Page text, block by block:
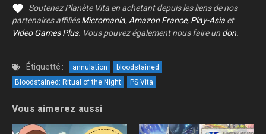
Soutenez Planète Vita en achetant depuis les liens de nos
partenaires affiliésMicromania,Amazon France, Play-Asia et
Video Games Plus. Vous pouvez également nous faire un don.
Étiquetté : annulation
bloodstained
Bloodstained: Ritual of the Night
PS Vita
Vous aimerez aussi